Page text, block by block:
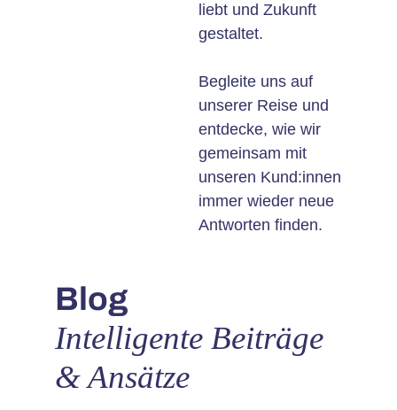
liebt und Zukunft
gestaltet.
Begleite uns auf
unserer Reise und
entdecke, wie wir
gemeinsam mit
unseren Kund:innen
immer wieder neue
Antworten finden.
Blog
Intelligente Beiträge
& Ansätze